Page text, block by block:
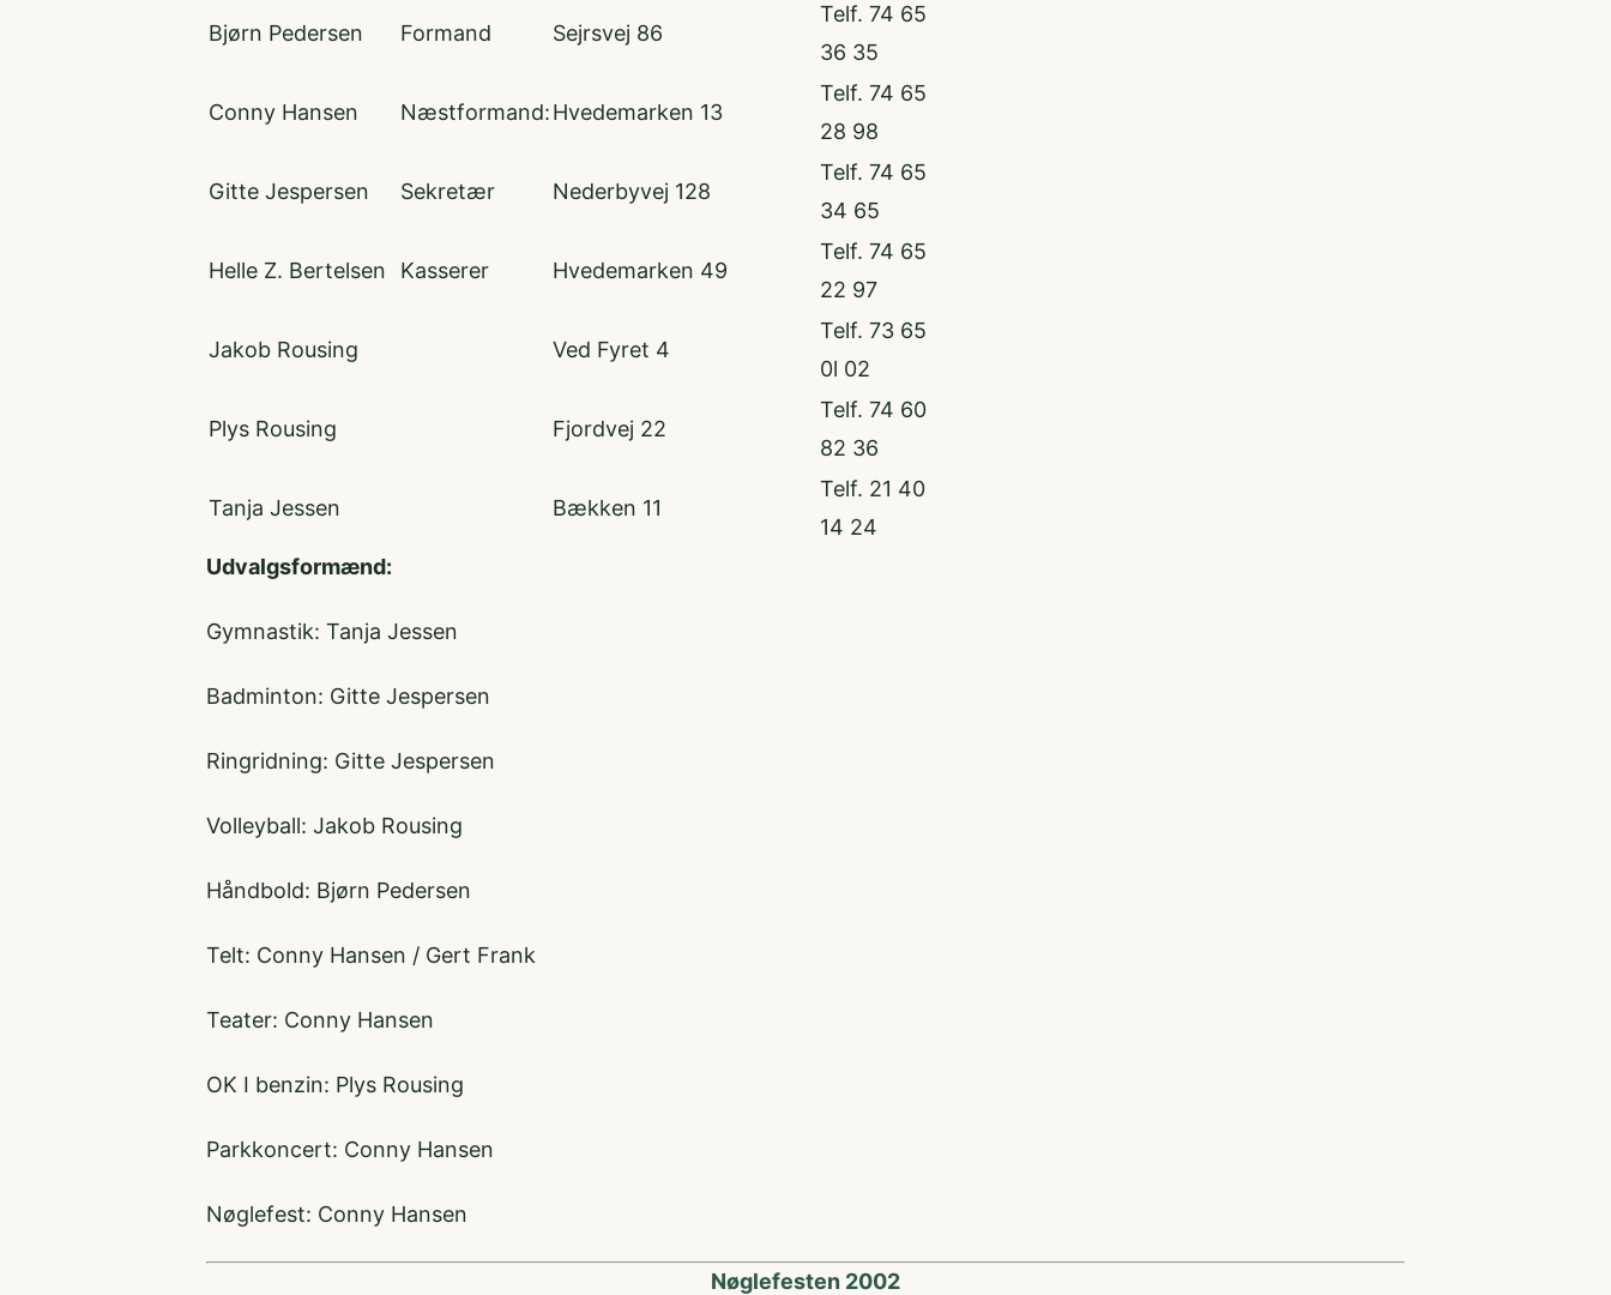
Bjørn Pedersen Formand Sejrsvej 86
Telf. 74 65
36 35
Conny Hansen Næstformand:Hvedemarken 13
Telf. 74 65
28 98
Gitte Jespersen Sekretær Nederbyvej 128
Telf. 74 65
34 65
Helle Z. Bertelsen Kasserer Hvedemarken 49
Telf. 74 65
22 97
Jakob Rousing Ved Fyret 4
Telf. 73 65
0l 02
Plys Rousing Fjordvej 22
Telf. 74 60
82 36
Tanja Jessen Bækken 11
Telf. 21 40
14 24
Udvalgsformænd:
Gymnastik: Tanja Jessen
Badminton: Gitte Jespersen
Ringridning: Gitte Jespersen
Volleyball: Jakob Rousing
Håndbold: Bjørn Pedersen
Telt: Conny Hansen / Gert Frank
Teater: Conny Hansen
OK I benzin: Plys Rousing
Parkkoncert: Conny Hansen
Nøglefest: Conny Hansen
Nøglefesten 2002